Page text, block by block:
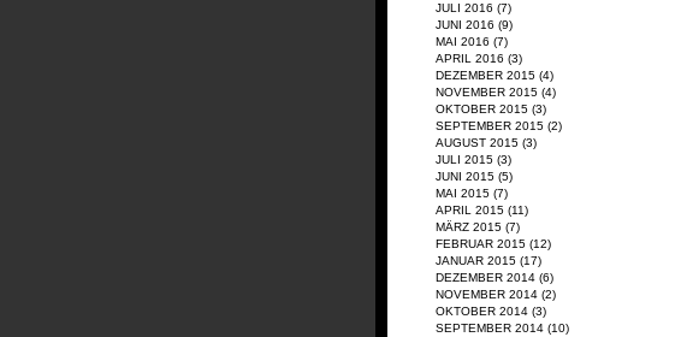
JULI 2016 (7)
JUNI 2016 (9)
MAI 2016 (7)
APRIL 2016 (3)
DEZEMBER 2015 (4)
NOVEMBER 2015 (4)
OKTOBER 2015 (3)
SEPTEMBER 2015 (2)
AUGUST 2015 (3)
JULI 2015 (3)
JUNI 2015 (5)
MAI 2015 (7)
APRIL 2015 (11)
MÄRZ 2015 (7)
FEBRUAR 2015 (12)
JANUAR 2015 (17)
DEZEMBER 2014 (6)
NOVEMBER 2014 (2)
OKTOBER 2014 (3)
SEPTEMBER 2014 (10)